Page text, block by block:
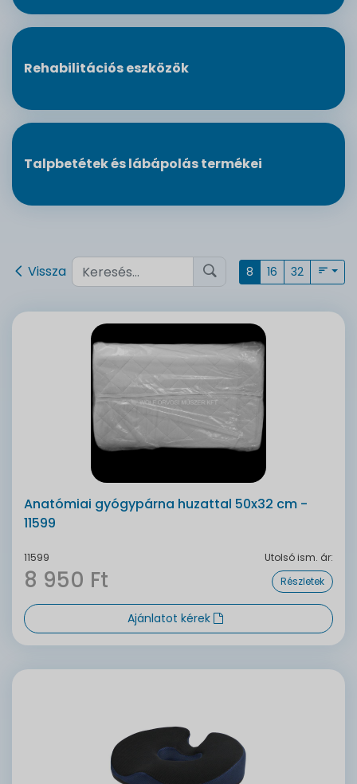
Rehabilitációs eszközök
Talpbetétek és lábápolás termékei
Vissza 8 16 32
Anatómiai gyógypárna huzattal 50x32 cm -
11599
11599 Utolsó ism. ár:
8 950 Ft Részletek
Ajánlatot kérek